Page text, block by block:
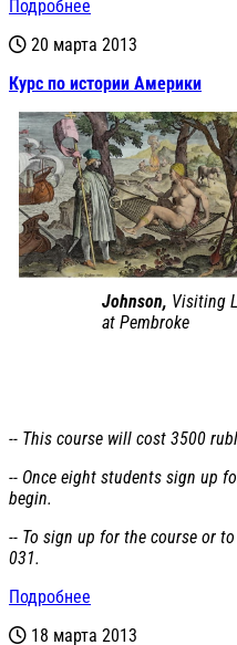
Подробнее
20 марта 2013
Курс по истории Америки
Johnson, Visiting
at Pembroke
-- This course will cost 3500
-- Once eight students sign up
begin.
-- To sign up for the course or
031.
Подробнее
18 марта 2013